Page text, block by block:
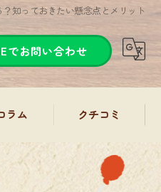
知っておきたい懸念点とメリット
でお問い合わせ
ラム クチコミ